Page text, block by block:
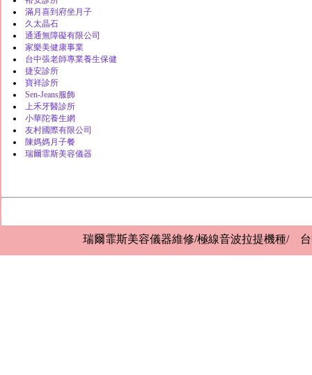
滿月喜到府坐月子
久太晶石
通通無障礙有限公司
家樂美健康事業
台中張老師專業養生保健
捷安診所
寶祥診所
Sen-Jeans服飾
上禾牙醫診所
小華陀養生網
友村國際有限公司
陳媽媽月子餐
瑞爾霏斯美容儀器
瑞爾霏斯美容儀器維修/極線音波拉提機種/